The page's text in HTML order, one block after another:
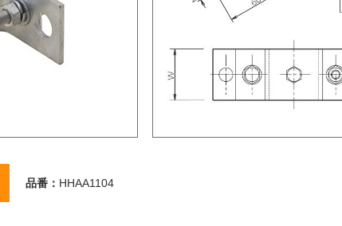
品番： HHAA1104